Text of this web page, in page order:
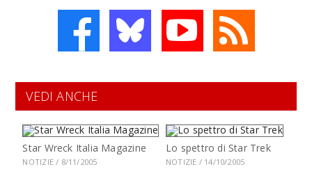
VEDI ANCHE
Star Wreck Italia Magazine
NOTIZIE / 8/11/2005
Lo spettro di Star Trek
NOTIZIE / 14/10/2005